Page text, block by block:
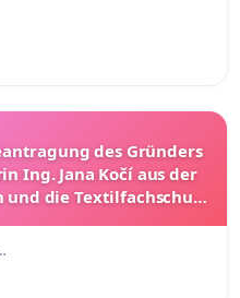
des Gründers
Ing. Jana Kočí aus der
die Textilfachschule